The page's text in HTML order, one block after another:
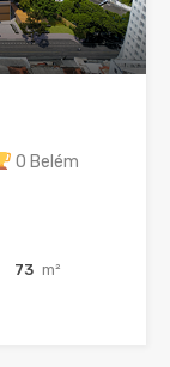
O Belém
73 m²